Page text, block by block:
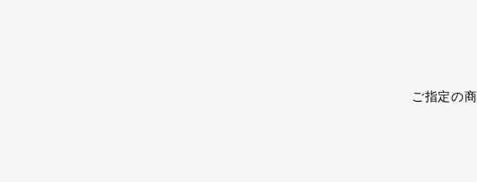
ご指定の